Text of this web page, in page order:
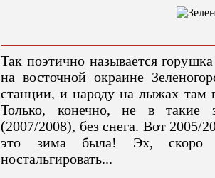
Так поэтично называется
на восточной окраине
станции, и народу на лыжах там
Только, конечно, не в такие
(2007/2008), без снега. Вот 2005/
это зима была! Эх, скоро
ностальгировать...